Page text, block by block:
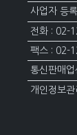
사업자 등
전화 : 02-
팩스 : 02-
통신판매
개인정보